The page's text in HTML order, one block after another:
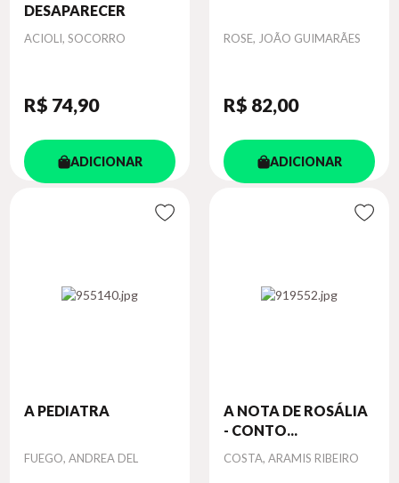
DESAPARECER
Autor
ACIOLI, SOCORRO
R$ 74,90
ADICIONAR
Autor
ROSE, JOÃO GUIMARÃES
R$ 82,00
ADICIONAR
A PEDIATRA
Autor
FUEGO, ANDREA DEL
A NOTA DE ROSÁLIA
- CONTO...
Autor
COSTA, ARAMIS RIBEIRO